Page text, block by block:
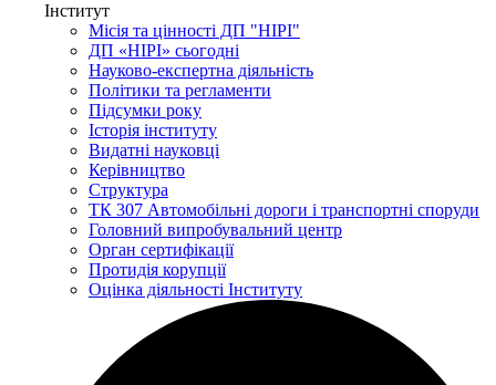
Інститут
Місія та цінності ДП "НІРІ"
ДП «НІРІ» сьогодні
Науково-експертна діяльність
Політики та регламенти
Підсумки року
Історія інституту
Видатні науковці
Керівництво
Структура
ТК 307 Автомобільні дороги і транспортні споруди
Головний випробувальний центр
Орган сертифікації
Протидія корупції
Оцінка діяльності Інституту